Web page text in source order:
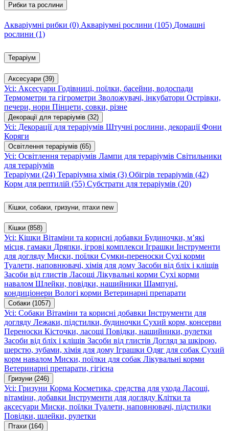
Рибки та рослини
Акваріумні рибки (0) Акваріумні рослини (105) Домашні
рослини (1)
Тераріум
Аксесуари (39)
Усі: Аксесуари Годівниці, поїлки, басейни, водоспади
Термометри та гігрометри Зволожувачі, інкубатори Острівки,
печери, нори Пінцети, совки, різне
Декорації для тераріумів (32)
Усі: Декорації для тераріумів Штучні рослини, декораціїФони
Коряги
Освітлення тераріумів (65)
Усі: Освітлення тераріумів Лампи для тераріумів Світильники
для тераріумів
Тераріуми (24) Тераріумна хімія (3) Обігрів тераріумів (42)
Корм для рептилій (55) Субстрати для тераріумів (20)
Кішки, собаки, гризуни, птахи new
Кішки (858)
Усі: Кішки Вітаміни та корисні добавки Будиночки, м’які
місця, гамаки Дряпки, ігрові комплекси Іграшки Інструменти
для догляду Миски, поїлки Сумки-переноски Сухі корми
Туалети, наповнювачі, хімія для дому Засоби від бліх і кліщів
Засоби від глистів Ласощі Лікувальні корми Сухі корми
навалом Шлейки, повідки, нашийники Шампуні,
кондиціонери Вологі корми Ветеринарні препарати
Собаки (1057)
Усі: Собаки Вітаміни та корисні добавки Інструменти для
догляду Лежаки, підстилки, будиночки Сухий корм, консерви
Переноски Кісточки, ласощі Повідки, нашийники, рулетки
Засоби від бліх і кліщів Засоби від глистів Догляд за шкірою,
шерстю, зубами, хімія для дому Іграшки Одяг для собак Сухий
корм навалом Миски, поїлки для собак Лікувальні корми
Ветеринарні препарати, гігієна
Гризуни (246)
Усі: Гризуни Корма Косметика, средства для ухода Ласощі,
вітаміни, добавки Інструменти для догляду Клітки та
аксесуари Миски, поїлки Туалети, наповнювачі, підстилки
Повідки, шлейки, рулетки
Птахи (164)